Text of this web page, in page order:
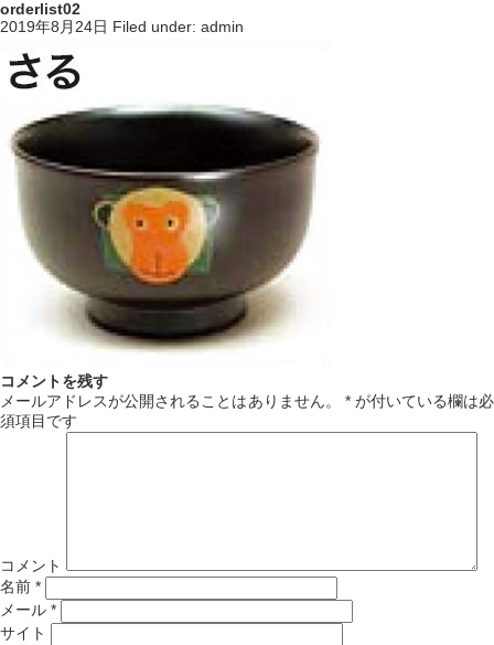
orderlist02
2019年8月24日 Filed under: admin
コメントを残す
メールアドレスが公開されることはありません。
*が付いている欄は必
須項目です
コメント
名前 *
メール *
サイト